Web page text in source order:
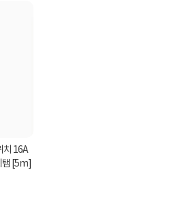
치 16A
2800w 국산 안전 절전형 멀티탭 [5m]